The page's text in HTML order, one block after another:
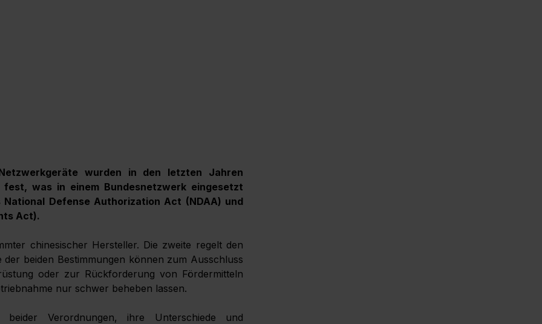
wurden in den letzten Jahren
was in einem Bundesnetzwerk eingesetzt
Defense Authorization Act (NDAA) und
Act).
chinesischer Hersteller. Die zweite regelt den
beiden Bestimmungen können zum Ausschluss
oder zur Rückforderung von Fördermitteln
nur schwer beheben lassen.
Verordnungen, ihre Unterschiede und